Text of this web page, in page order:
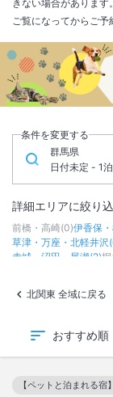
きない場合がありま
ご覧になってからご予
条件を変更する
群馬県
日付未定 - 1
詳細エリアに絞り
前橋・高崎(0)伊香保
草津・万座・北軽井沢(
赤城・沼田・尾瀬(2)
北関東 全域に戻る
おすすめ順
【ペットと泊まれる宿
この絞り込み条件を解除